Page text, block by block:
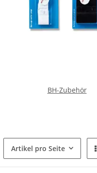
BH-Zubehör
Artikel pro Seite